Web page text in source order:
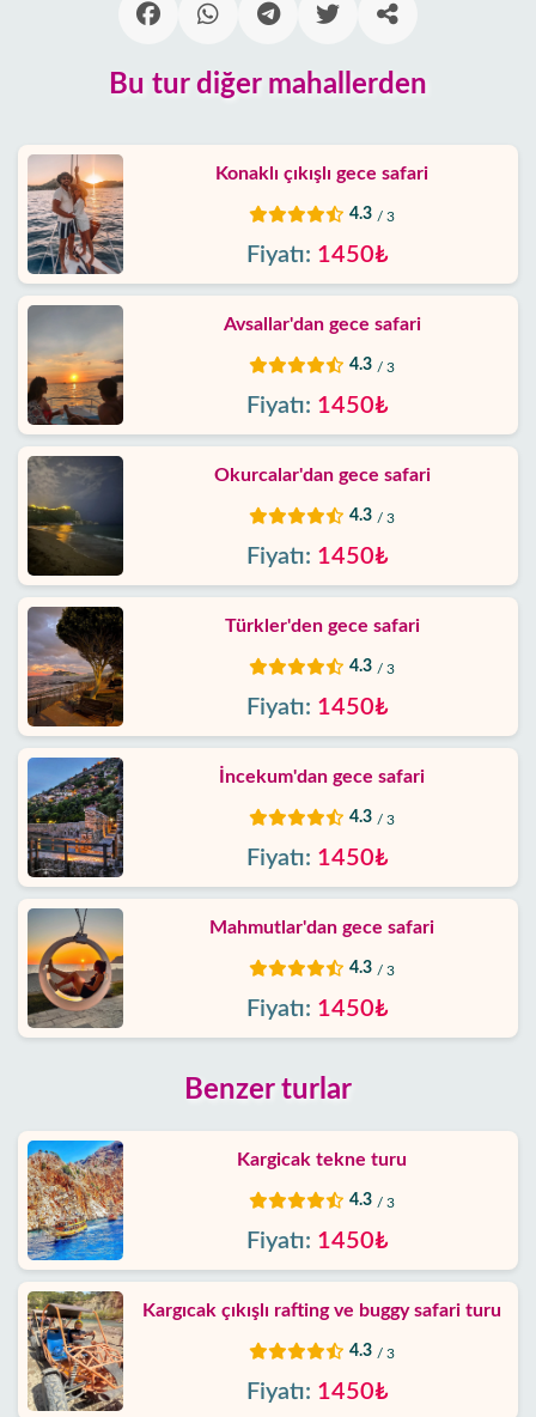
yorumları
Biz
kimiz
Sunduklarımız
Hizmet
Şartları
Gizlilik
Politikası
İletişim
Bu tur diğer mahallerden
Konaklı çıkışlı gece safari
4.3 / 3
Fiyatı: 1450₺
Avsallar'dan gece safari
4.3 / 3
Fiyatı: 1450₺
Okurcalar'dan gece safari
4.3 / 3
Fiyatı: 1450₺
Türkler'den gece safari
4.3 / 3
Fiyatı: 1450₺
İncekum'dan gece safari
4.3 / 3
Fiyatı: 1450₺
Mahmutlar'dan gece safari
4.3 / 3
Fiyatı: 1450₺
Benzer turlar
Kargicak tekne turu
4.3 / 3
Fiyatı: 1450₺
Kargıcak çıkışlı rafting ve buggy safari turu
4.3 / 3
Fiyatı: 1450₺